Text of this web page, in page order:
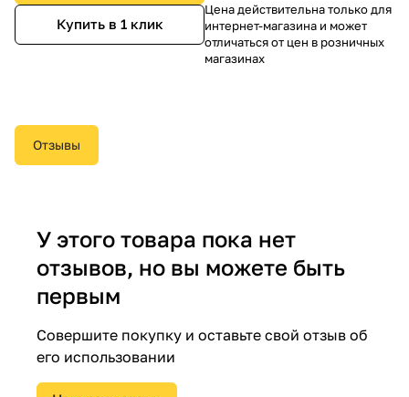
Купить в 1 клик
Цена действительна только для
интернет-магазина и может
отличаться от цен в розничных
магазинах
Отзывы
У этого товара пока нет
отзывов, но вы можете быть
первым
Совершите покупку и оставьте свой отзыв об
его использовании